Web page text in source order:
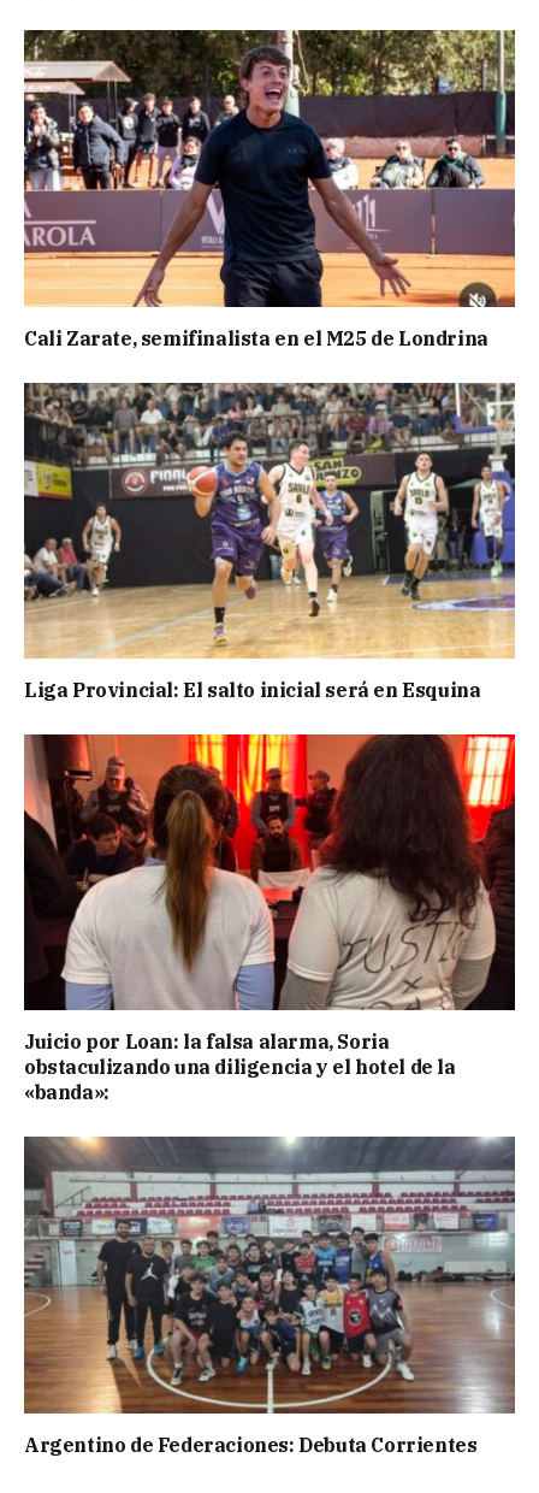
Cali Zarate, semifinalista en el M25 de Londrina
Liga Provincial: El salto inicial será en Esquina
Juicio por Loan: la falsa alarma, Soria
obstaculizando una diligencia y el hotel de la
«banda»:
Argentino de Federaciones: Debuta Corrientes